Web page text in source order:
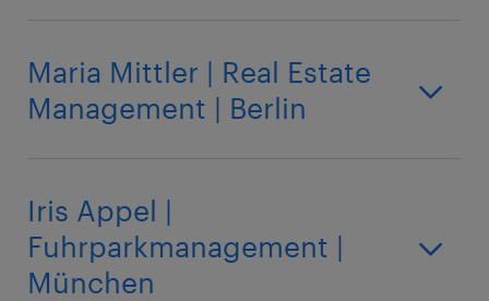
Maria Mittler | Real Estate
Management | Berlin
Iris Appel |
Fuhrparkmanagement |
München